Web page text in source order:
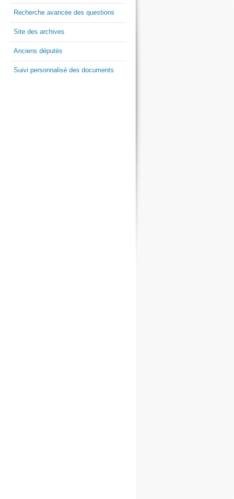
Recherche avancée des questions
Site des archives
Anciens députés
Suivi personnalisé des documents